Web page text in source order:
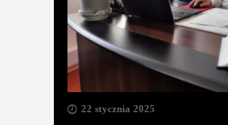
22 stycznia 2025